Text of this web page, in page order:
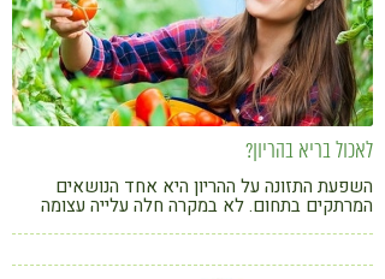
לאכול בריא בהריון?
השפעת התזונה על ההריון היא אחד הנושאים
המרתקים בתחום. לא במקרה חלה עלייה עצומה
הספר "המדריך השלם לתזונה בהריון" בהוצאת